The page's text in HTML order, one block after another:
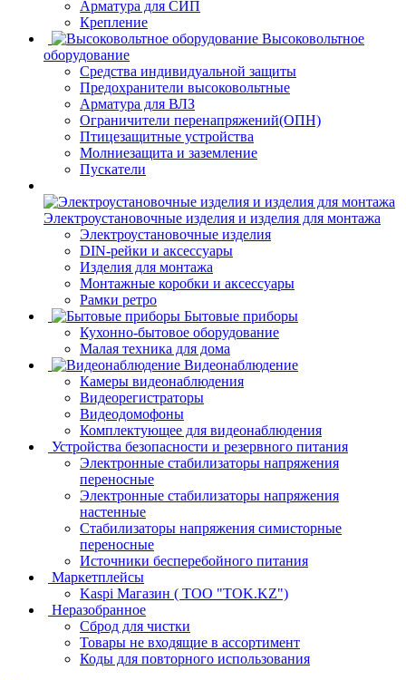
Арматура для СИП
Крепление
Высоковольтное
оборудование
Средства индивидуальной защиты
Предохранители высоковольтные
Арматура для ВЛЗ
Ограничители перенапряжений(ОПН)
Птицезащитные устройства
Молниезащита и заземление
Пускатели
Электроустановочные изделия и изделия для монтажа
Электроустановочные изделия
DIN-рейки и аксессуары
Изделия для монтажа
Монтажные коробки и аксессуары
Рамки ретро
Бытовые приборы
Кухонно-бытовое оборудование
Малая техника для дома
Видеонаблюдение
Камеры видеонаблюдения
Видеорегистраторы
Видеодомофоны
Комплектующее для видеонаблюдения
Устройства безопасности и резервного питания
Электронные стабилизаторы напряжения
переносные
Электронные стабилизаторы напряжения
настенные
Стабилизаторы напряжения симисторные
переносные
Источники бесперебойного питания
Маркетплейсы
Kaspi Магазин ( ТОО "TOK.KZ")
Неразобранное
Сброд для чистки
Товары не входящие в ассортимент
Коды для повторного использования